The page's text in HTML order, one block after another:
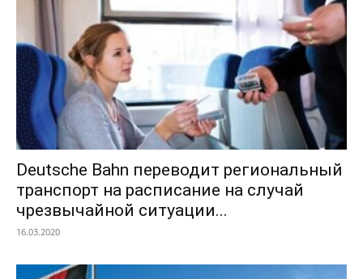
Deutsche Bahn переводит региональный
транспорт на расписание на случай
чрезвычайной ситуации...
16.03.2020